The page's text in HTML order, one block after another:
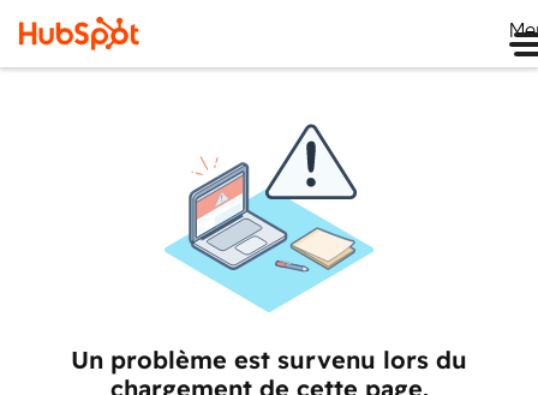
Un problème est survenu lors du
chargement de cette page.